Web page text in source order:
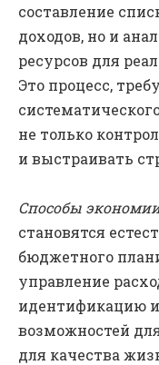
составление
доходов, но и
ресурсов для
Это процесс,
не только
и выстраивать
Способы
становятся
бюджетного
управление
идентификацию
возможностей
для качества